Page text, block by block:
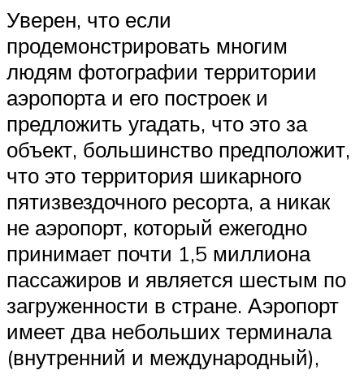
Уверен, что если
продемонстрировать многим
людям фотографии территории
аэропорта и его построек и
предложить угадать, что это за
объект, большинство предположит,
что это территория шикарного
пятизвездочного ресорта, а никак
не аэропорт, который ежегодно
принимает почти 1,5 миллиона
пассажиров и является шестым по
загруженности в стране. Аэропорт
имеет два небольших терминала
(внутренний и международный),